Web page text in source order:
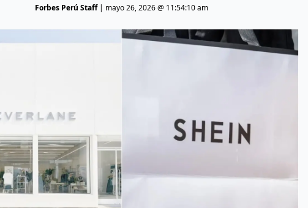
Forbes Perú Staff| mayo 26, 2026 @ 11:54:10 am